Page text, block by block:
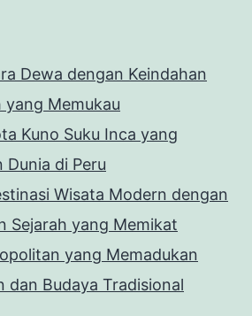
Dewa dengan Keindahan
yang Memukau
Kuno Suku Inca yang
Dunia di Peru
Wisata Modern dengan
Sejarah yang Memikat
yang Memadukan
dan Budaya Tradisional